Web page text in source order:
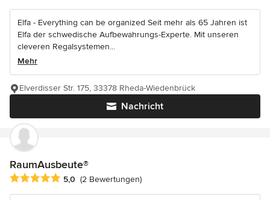
Elfa - Everything can be organized Seit mehr als 65 Jahren ist
Elfa der schwedische Aufbewahrungs-Experte. Mit unseren
cleveren Regalsystemen...
Mehr
Nachricht
Elverdisser Str. 175, 33378 Rheda-Wiedenbrück
RaumAusbeute®
Durchschnittliche Bewertung: 5 von 5 Sternen
5,0 (2 Bewertungen)